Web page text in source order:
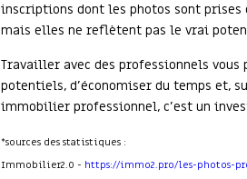
inscriptions dont les photos sont prises
mais elles ne reflètent pas le vrai
Travailler avec des professionnels
potentiels, d’économiser du temps et,
immobilier professionnel, c’est un
*sources des statistiques :
Immobilier2.0 - https://immo2.pro/les-photos-